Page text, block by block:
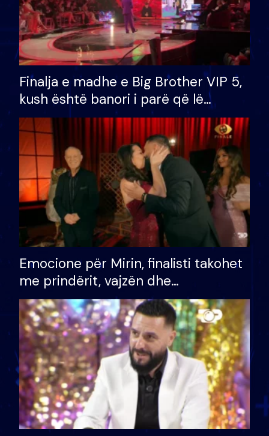
Finalja e madhe e Big Brother VIP 5,
kush është banori i parë që lë
shtëpinë dhe humb mundësinë për
të fituar çmimin e madh
Emocione për Mirin, finalisti takohet
me prindërit, vajzën dhe
bashkëshorten: S’kemi ndonjë letër
divorci apo jo?